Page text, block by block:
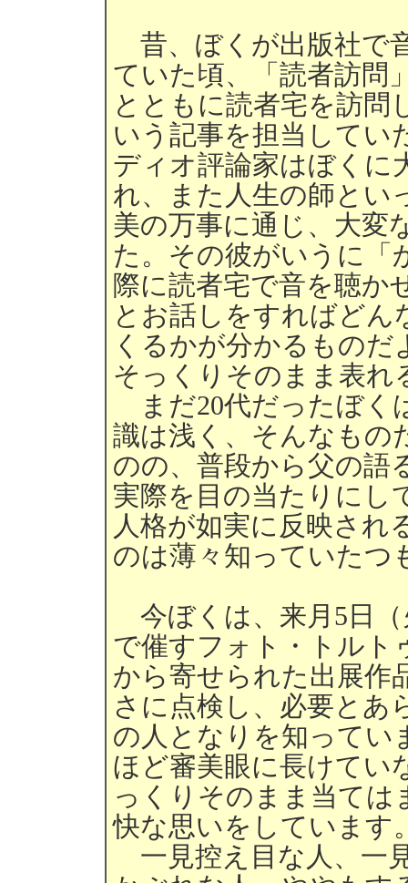
昔、ぼくが出版社で
ていた頃、「読者訪問
とともに読者宅を訪問
いう記事を担当してい
ディオ評論家はぼくに
れ、また人生の師とい
美の万事に通じ、大変
た。その彼がいうに「
際に読者宅で音を聴か
とお話しをすればどん
くるかが分かるもの
そっくりそのまま表れ
まだ20代だったぼく
識は浅く、そんなもの
のの、普段から父の語
実際を目の当たりにし
人格が如実に反映され
のは薄々知っていたつ
今ぼくは、来月5日（
で催すフォト・トルト
から寄せられた出展作
さに点検し、必要とあ
の人となりを知ってい
ほど審美眼に長けてい
っくりそのまま当ては
快な思いをしています
一見控え目な人、一